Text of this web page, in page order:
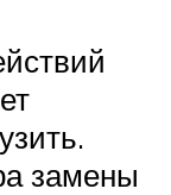
замены